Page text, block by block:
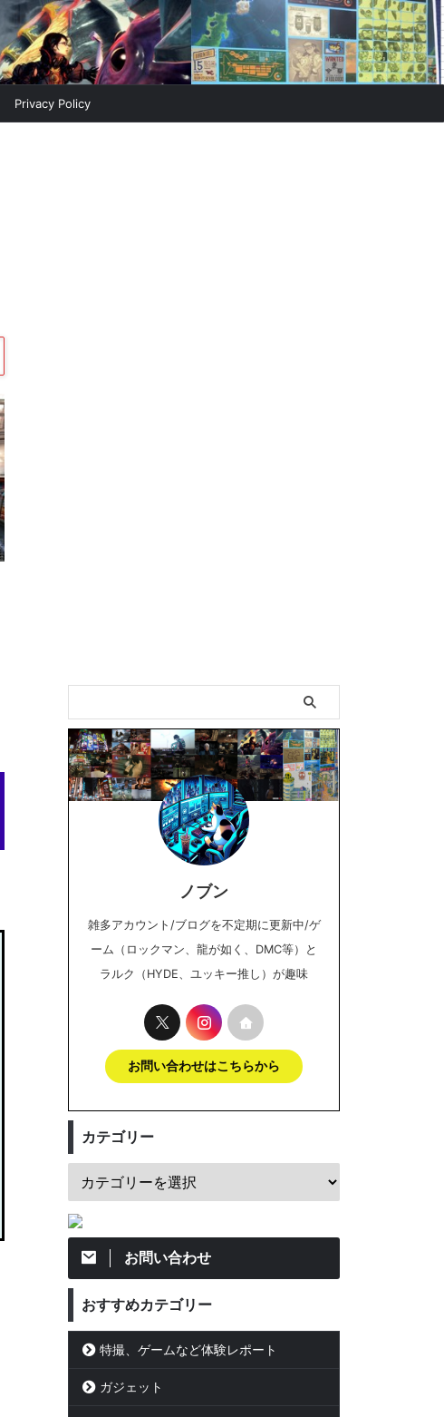
Privacy Policy
ノブン
雑多アカウント/ブログを不定期に更新中/ゲ
ーム（ロックマン、龍が如く、DMC等）と
ラルク（HYDE、ユッキー推し）が趣味
お問い合わせはこちらから
カテゴリー
お問い合わせ
おすすめカテゴリー
特撮、ゲームなど体験レポート
ガジェット